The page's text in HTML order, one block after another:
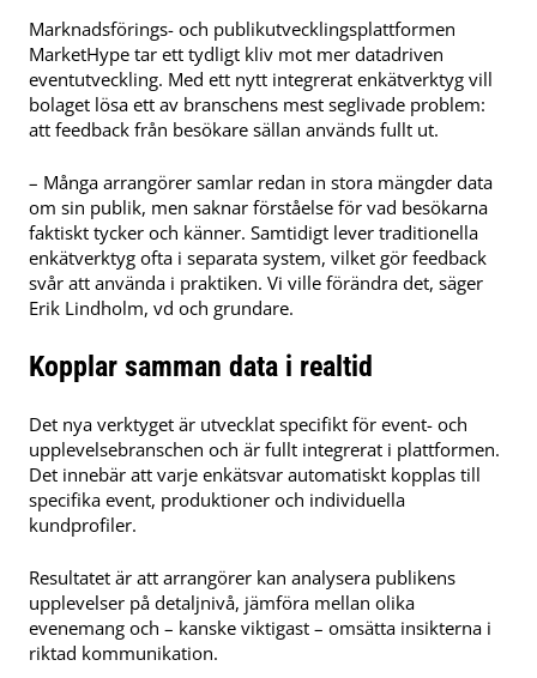
Marknadsförings- och publikutvecklingsplattformen
MarketHype tar ett tydligt kliv mot mer datadriven
eventutveckling. Med ett nytt integrerat enkätverktyg vill
bolaget lösa ett av branschens mest seglivade problem:
att feedback från besökare sällan används fullt ut.
– Många arrangörer samlar redan in stora mängder data
om sin publik, men saknar förståelse för vad besökarna
faktiskt tycker och känner. Samtidigt lever traditionella
enkätverktyg ofta i separata system, vilket gör feedback
svår att använda i praktiken. Vi ville förändra det, säger
Erik Lindholm, vd och grundare.
Kopplar samman data i realtid
Det nya verktyget är utvecklat specifikt för event- och
upplevelsebranschen och är fullt integrerat i plattformen.
Det innebär att varje enkätsvar automatiskt kopplas till
specifika event, produktioner och individuella
kundprofiler.
Resultatet är att arrangörer kan analysera publikens
upplevelser på detaljnivå, jämföra mellan olika
evenemang och – kanske viktigast – omsätta insikterna i
riktad kommunikation.